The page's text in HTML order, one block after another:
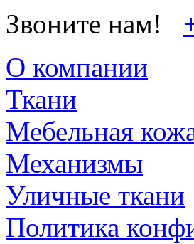
Звоните нам!
О компании
Ткани
Мебельная
Механизмы
Уличные ткани
Политика